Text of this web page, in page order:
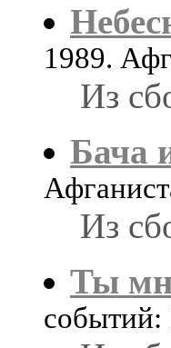
1989.
Из
Бача
Из
Ты
событий: